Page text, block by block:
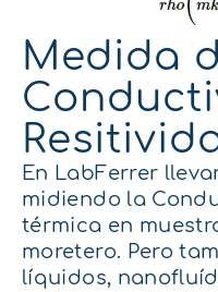
Medida
En LabFerrer
midiendo la
térmica en
moretero. Pero
líquidos,